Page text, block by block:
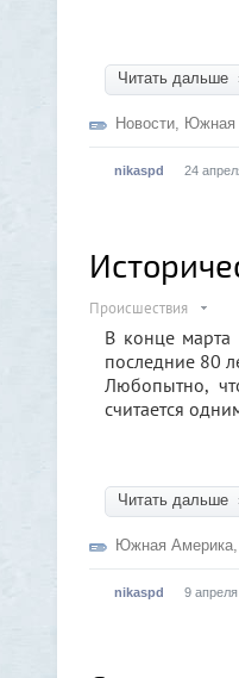
Читать дальше
Новости, Южная
nikaspd 24
Происшествия
В конце
последние 80
Любопытно,
считается
Читать дальше
Южная Америка,
nikaspd 9